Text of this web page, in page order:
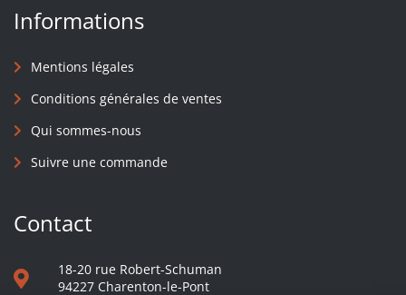
Informations
Mentions légales
Conditions générales de ventes
Qui sommes-nous
Suivre une commande
Contact
18-20 rue Robert-Schuman
94227 Charenton-le-Pont